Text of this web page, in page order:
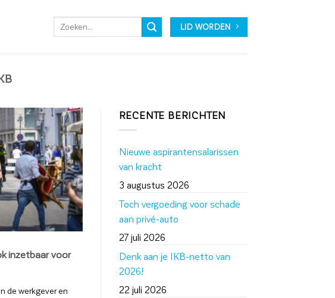
LID WORDEN
inzetbaar voor
de werkgever en
RECENTE BERICHTEN
Nieuwe aspirantensalarissen
van kracht
3 augustus 2026
Toch vergoeding voor schade
aan privé-auto
27 juli 2026
Denk aan je IKB-netto van
2026!
22 juli 2026